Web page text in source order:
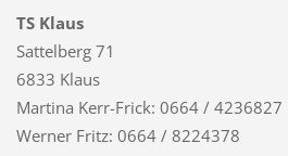
TS Klaus
Sattelberg 71
6833 Klaus
Martina Kerr-Frick: 0664 / 4236827
Werner Fritz: 0664 / 8224378